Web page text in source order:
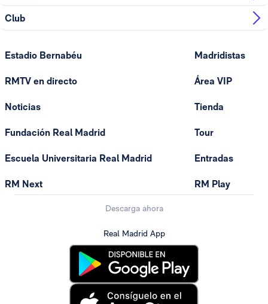
Club
Estadio Bernabéu
RMTV en directo
Noticias
Fundación Real Madrid
Escuela Universitaria Real Madrid
RM Next
Madridistas
Área VIP
Tienda
Tour
Entradas
RM Play
Descarga ahora
Real Madrid App